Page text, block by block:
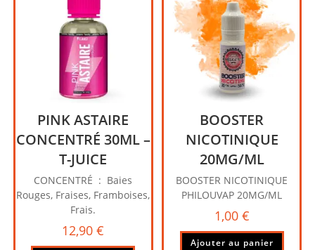
PINK ASTAIRE
CONCENTRÉ 30ML –
T-JUICE
CONCENTRÉ : Baies
Rouges, Fraises, Framboises,
Frais.
12,90€
BOOSTER
NICOTINIQUE
20MG/ML
BOOSTER NICOTINIQUE
PHILOUVAP 20MG/ML
1,00 €
Ajouter au panier